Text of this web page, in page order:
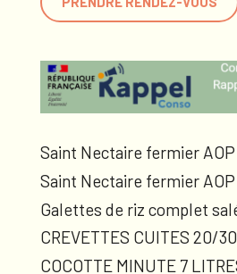
Saint Nectaire fermier AOP
Saint Nectaire fermier AOP
Galettes de riz complet
CREVETTES CUITES 20/30
COCOTTE MINUTE 7